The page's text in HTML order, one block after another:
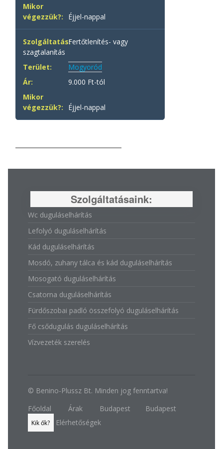
Éjjel-nappal
Fertőtlenítés- vagy
szagtalanítás
Mogyoród
9.000 Ft-tól
Éjjel-nappal
Szolgáltatásaink:
Wc duguláselhárítás
Lefolyó duguláselhárítás
Kád duguláselhárítás
Mosdó, zuhany tálca és kád duguláselhárítás
Mosogató duguláselhárítás
Csatorna duguláselhárítás
Fürdőszobai padló összefolyó duguláselhárítás
Fő csődugulás duguláselhárítás
Vízvezeték szerelés
© Benino-Plussz Bt. Minden jog fenntartva!
Főoldal
Árak Budapest Budapest
Kik ők? Elérhetőségek